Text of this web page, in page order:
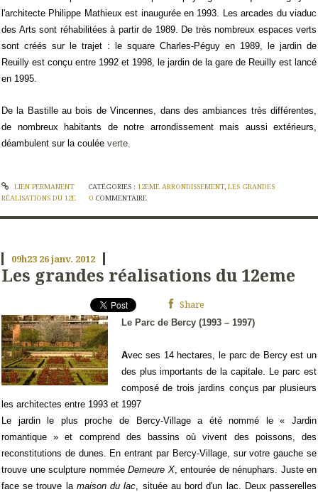
l'architecte Philippe Mathieux est inaugurée en 1993. Les arcades du viaduc
des Arts sont réhabilitées à partir de 1989. De très nombreux espaces verts
sont créés sur le trajet : le square Charles-Péguy en 1989, le jardin de
Reuilly est conçu entre 1992 et 1998, le jardin de la gare de Reuilly est lancé
en 1995.
De la Bastille au bois de Vincennes, dans des ambiances très différentes,
de nombreux habitants de notre arrondissement mais aussi extérieurs,
déambulent sur la coulée verte.
LIEN PERMANENT CATÉGORIES : 12EME ARRONDISSEMENT, LES GRANDES
RÉALISATIONS DU 12E
0 COMMENTAIRE
09h23 26janv. 2012
Les grandes réalisations du 12eme
Share
Le Parc de Bercy (1993 – 1997)
Avec ses 14 hectares, le parc de Bercy est un
des plus importants de la capitale. Le parc est
composé de trois jardins conçus par plusieurs
les architectes entre 1993 et 1997
Le jardin le plus proche de Bercy-Village a été nommé le « Jardin
romantique » et comprend des bassins où vivent des poissons, des
reconstitutions de dunes. En entrant par Bercy-Village, sur votre gauche se
trouve une sculpture nommée Demeure X, entourée de nénuphars. Juste en
face se trouve la maison du lac , située au bord d'un lac. Deux passerelles